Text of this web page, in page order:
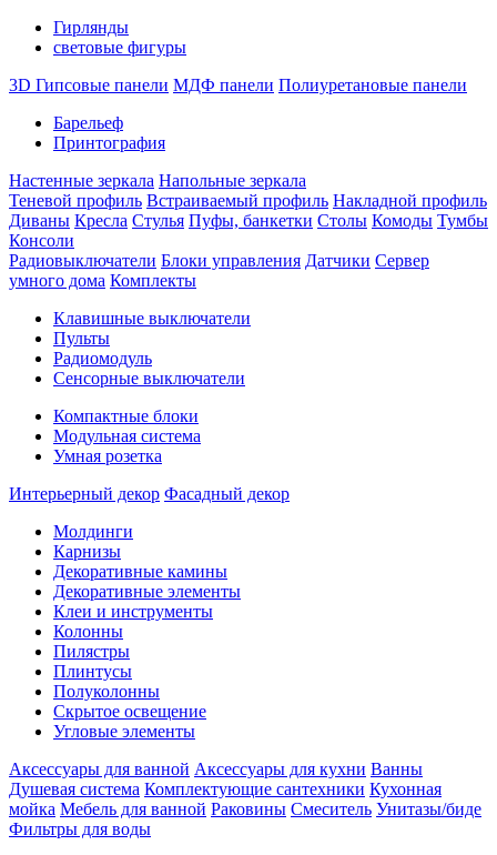
Гирлянды
световые фигуры
3D Гипсовые панели МДФ панели Полиуретановые панели
Барельеф
Принтография
Настенные зеркала Напольные зеркала
Теневой профиль Встраиваемый профиль Накладной профиль
Диваны Кресла Стулья Пуфы, банкетки Столы Комоды Тумбы
Консоли
Радиовыключатели Блоки управления Датчики Сервер
умного дома Комплекты
Клавишные выключатели
Пульты
Радиомодуль
Сенсорные выключатели
Компактные блоки
Модульная система
Умная розетка
Интерьерный декор Фасадный декор
Молдинги
Карнизы
Декоративные камины
Декоративные элементы
Клеи и инструменты
Колонны
Пилястры
Плинтусы
Полуколонны
Скрытое освещение
Угловые элементы
Аксессуары для ванной Аксессуары для кухни Ванны
Душевая система Комплектующие сантехники Кухонная
мойка Мебель для ванной Раковины Смеситель Унитазы/биде
Фильтры для воды